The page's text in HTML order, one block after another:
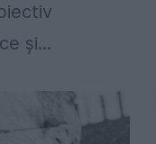
și...